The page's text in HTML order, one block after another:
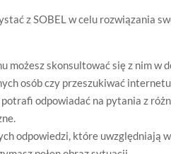
z SOBEL w celu rozwiązania
możesz skonsultować się z nim w
osób czy przeszukiwać
odpowiadać na pytania z
odpowiedzi, które uwzględniają